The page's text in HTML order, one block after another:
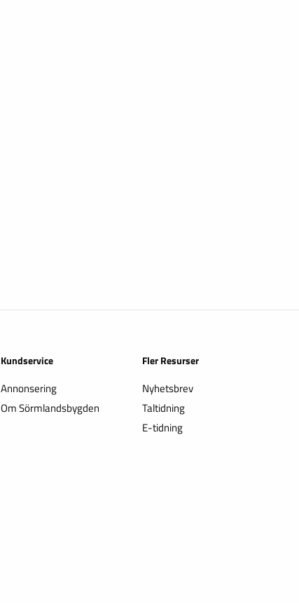
Kundservice
Annonsering
Om Sörmlandsbygden
Fler Resurser
Nyhetsbrev
Taltidning
E-tidning